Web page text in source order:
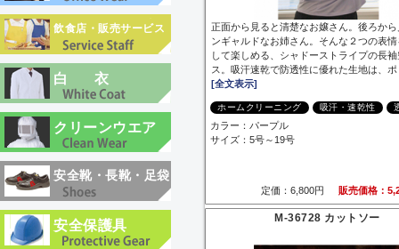
正面から見ると清楚なお嬢さん。後ろか
ンギャルドなお姉さん。そんな２つの表
して楽しめる、シャドーストライプの長
ス。吸汗速乾で防透性に優れた生地は、
[全文表示]
ホームクリーニング 吸汗・速乾性
カラー：パープル
サイズ：5号～19号
定価：6,800円 販売価格：
M-36728 カットソー
飲食店・販売サービス
白衣
クリーンウエア
安全靴・長靴・足袋
安全保護具